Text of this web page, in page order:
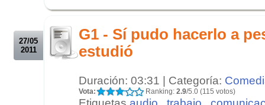
27/05
2011
G1 - Sí pudo hacerlo a
estudió
Duración: 03:31 | Categoría:
Vota: Ranking: 2.9/5.0 (115 votos)